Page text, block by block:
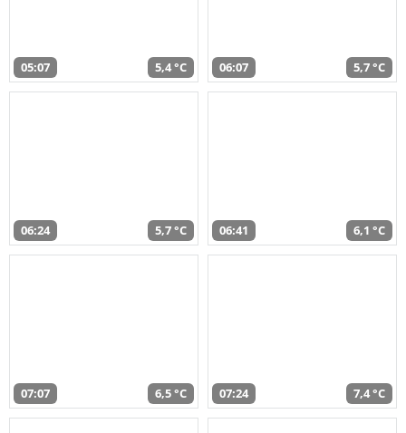
05:07 5,4 °C 06:07 5,7 °C
06:24 5,7 °C 06:41 6,1 °C
07:07 6,5 °C 07:24 7,4 °C